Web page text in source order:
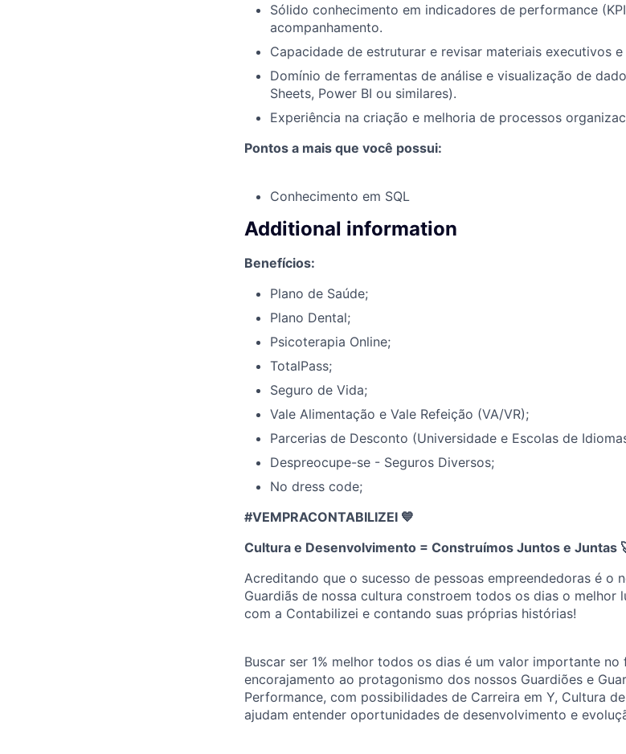
Sólido conhecimento em indicadores de performance
acompanhamento.
Capacidade de estruturar e revisar materiais executivos
Domínio de ferramentas de análise e visualização de
Sheets, Power BI ou similares).
Experiência na criação e melhoria de processos
Pontos a mais que você possui:
Conhecimento em SQL
Additional information
Benefícios:
Plano de Saúde;
Plano Dental;
Psicoterapia Online;
TotalPass;
Seguro de Vida;
Vale Alimentação e Vale Refeição (VA/VR);
Parcerias de Desconto (Universidade e Escolas de
Despreocupe-se - Seguros Diversos;
No dress code;
#VEMPRACONTABILIZEI 💙
Cultura e Desenvolvimento = Construímos Juntos e Juntas
Acreditando que o sucesso de pessoas empreendedoras é o
Guardiãs de nossa cultura constroem todos os dias o melhor
com a Contabilizei e contando suas próprias histórias!
Buscar ser 1% melhor todos os dias é um valor importante
encorajamento ao protagonismo dos nossos Guardiões e
Performance, com possibilidades de Carreira em Y, Cultura
ajudam entender oportunidades de desenvolvimento e